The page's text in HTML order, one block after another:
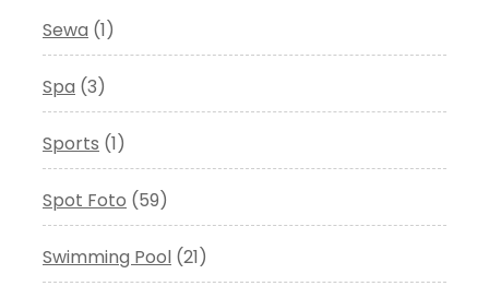
Sewa (1)
Spa (3)
Sports (1)
Spot Foto (59)
Swimming Pool (21)